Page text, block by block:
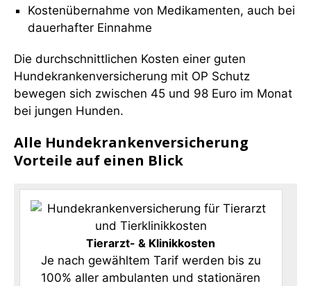
Kostenübernahme von Medikamenten, auch bei
dauerhafter Einnahme
Die durchschnittlichen Kosten einer guten
Hundekrankenversicherung mit OP Schutz
bewegen sich zwischen 45 und 98 Euro im Monat
bei jungen Hunden.
Alle Hundekrankenversicherung
Vorteile auf einen Blick
Tierarzt- & Klinikkosten
Je nach gewähltem Tarif werden bis zu
100% aller ambulanten und stationären